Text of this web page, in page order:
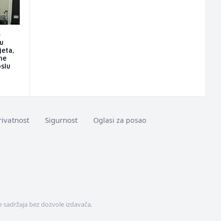
Sigurnost Oglasi za posao
bez dozvole izdavača.